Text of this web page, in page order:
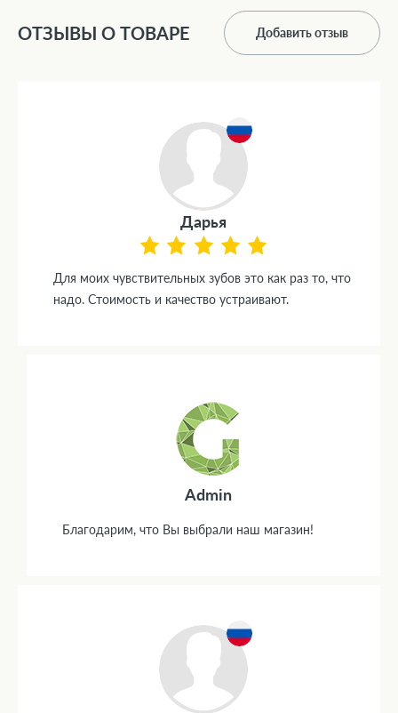
ОТЗЫВЫ О ТОВАРЕ Добавить отзыв
Дарья
Для моих чувствительных зубов это как раз то, что
надо. Стоимость и качество устраивают.
Admin
Благодарим, что Вы выбрали наш магазин!